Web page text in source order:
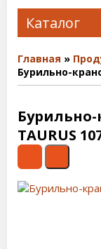
Каталог
Главная
Бурильно-
Бурильно-
TAURUS